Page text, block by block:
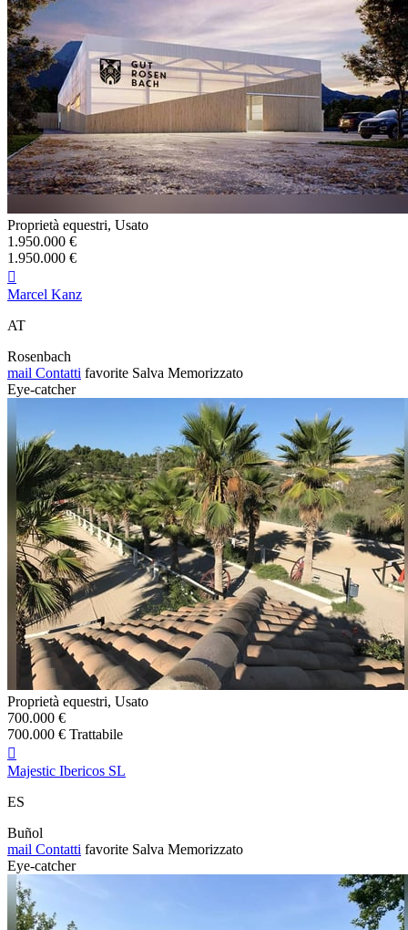
Proprietà equestri, Usato
1.950.000 €
1.950.000 €

Marcel Kanz
AT
Rosenbach
mail Contatti favorite Salva Memorizzato
Eye-catcher
Proprietà equestri, Usato
700.000 €
700.000 € Trattabile

Majestic Ibericos SL
ES
Buñol
mail Contatti favorite Salva Memorizzato
Eye-catcher